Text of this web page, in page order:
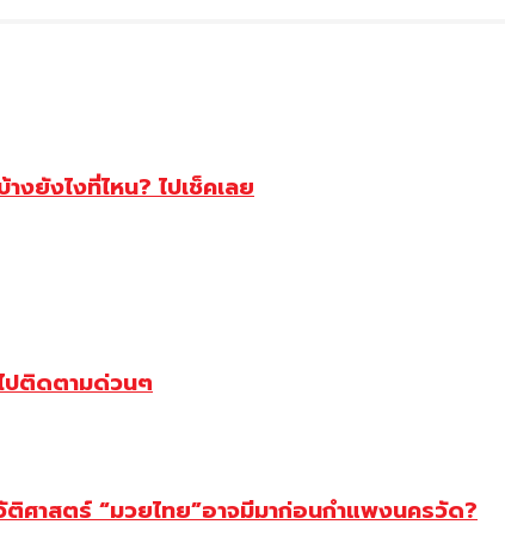
งยังไงที่ไหน? ไปเช็คเลย
ปติดตามด่วนๆ
ศาสตร์ “มวยไทย”อาจมีมาก่อนกำแพงนครวัด?